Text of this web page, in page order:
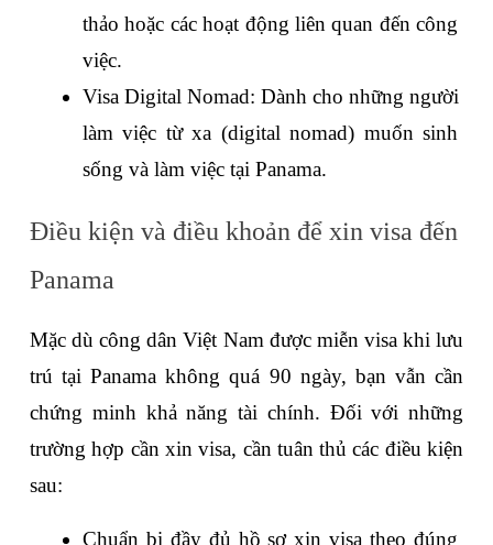
thảo hoặc các hoạt động liên quan đến công
việc.
Visa Digital Nomad: Dành cho những người
làm việc từ xa (digital nomad) muốn sinh
sống và làm việc tại Panama.
Điều kiện và điều khoản để xin visa đến
Panama
Mặc dù công dân Việt Nam được miễn visa khi lưu
trú tại Panama không quá 90 ngày, bạn vẫn cần
chứng minh khả năng tài chính. Đối với những
trường hợp cần xin visa, cần tuân thủ các điều kiện
sau:
Chuẩn bị đầy đủ hồ sơ xin visa theo đúng